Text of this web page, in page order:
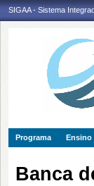
SIGAA - Sistema
Programa Ensino
Banca